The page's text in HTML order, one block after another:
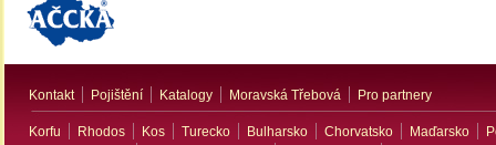
Kontakt Pojištění Katalogy Moravská Třebová Pro partnery
Korfu Rhodos Kos Turecko Bulharsko Chorvatsko Maďarsko